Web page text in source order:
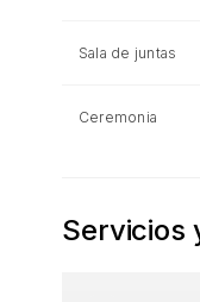
Sala de juntas
Ceremonia
Servicios